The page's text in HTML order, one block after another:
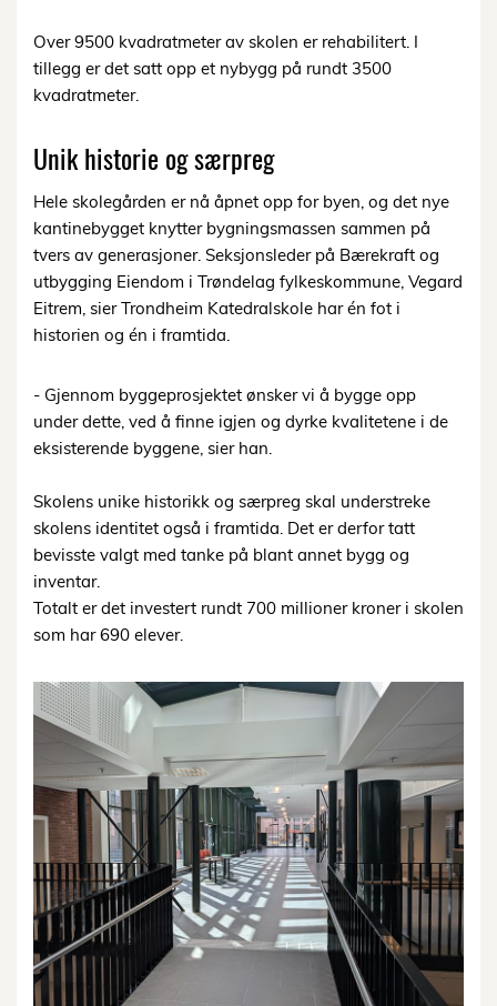
Over 9500 kvadratmeter av skolen er rehabilitert. I
tillegg er det satt opp et nybygg på rundt 3500
kvadratmeter.
Unik historie og særpreg
Hele skolegården er nå åpnet opp for byen, og det nye
kantinebygget knytter bygningsmassen sammen på
tvers av generasjoner. Seksjonsleder på Bærekraft og
utbygging Eiendom i Trøndelag fylkeskommune, Vegard
Eitrem, sier Trondheim Katedralskole har én fot i
historien og én i framtida.
- Gjennom byggeprosjektet ønsker vi å bygge opp
under dette, ved å finne igjen og dyrke kvalitetene i de
eksisterende byggene, sier han.
Skolens unike historikk og særpreg skal understreke
skolens identitet også i framtida. Det er derfor tatt
bevisste valgt med tanke på blant annet bygg og
inventar.
Totalt er det investert rundt 700 millioner kroner i skolen
som har 690 elever.